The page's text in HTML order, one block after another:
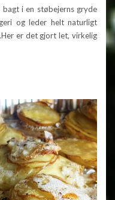
i en støbejerns gryde
og leder helt naturligt
er det gjort let, virkelig